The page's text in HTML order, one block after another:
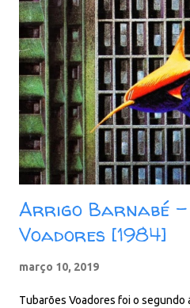
Arrigo Barnabé -
Voadores [1984]
março 10, 2019
Tubarões Voadores foi o segundo